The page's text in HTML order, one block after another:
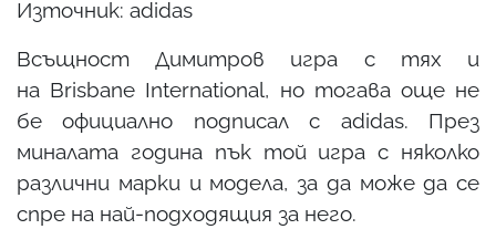
Източник: adidas
Всъщност Димитров игра с тях и
на Brisbane International, но тогава още не
бе официално подписал с adidas. През
миналата година пък той игра с няколко
различни марки и модела, за да може да се
спре на най-подходящия за него.